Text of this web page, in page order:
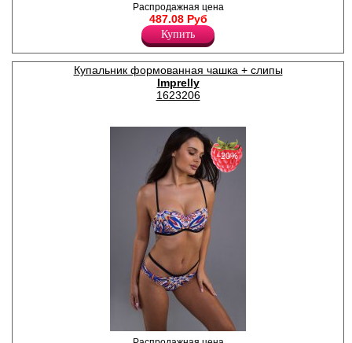
Купальник женский
раздельный с веточкой
орхидеи. Бюстгальтер- топ с
формованными чашками, на
косточках. Бретели
регулируются по длине,
несъемные. Трусы- слипы на
Полиамид 85%
Распродажная цена
487.08 Руб
Купить
Купальник формованная чашка + слипы
Imprelly
1623206
−20%